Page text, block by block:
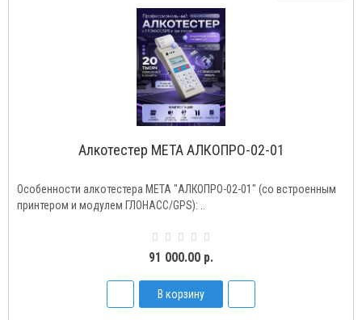
Алкотестер МЕТА АЛКОПРО-02-01
Особенности алкотестера МЕТА "АЛКОПРО-02-01" (со встроенным
принтером и модулем ГЛОНАСС/GPS): ..
91 000.00 р.
В корзину